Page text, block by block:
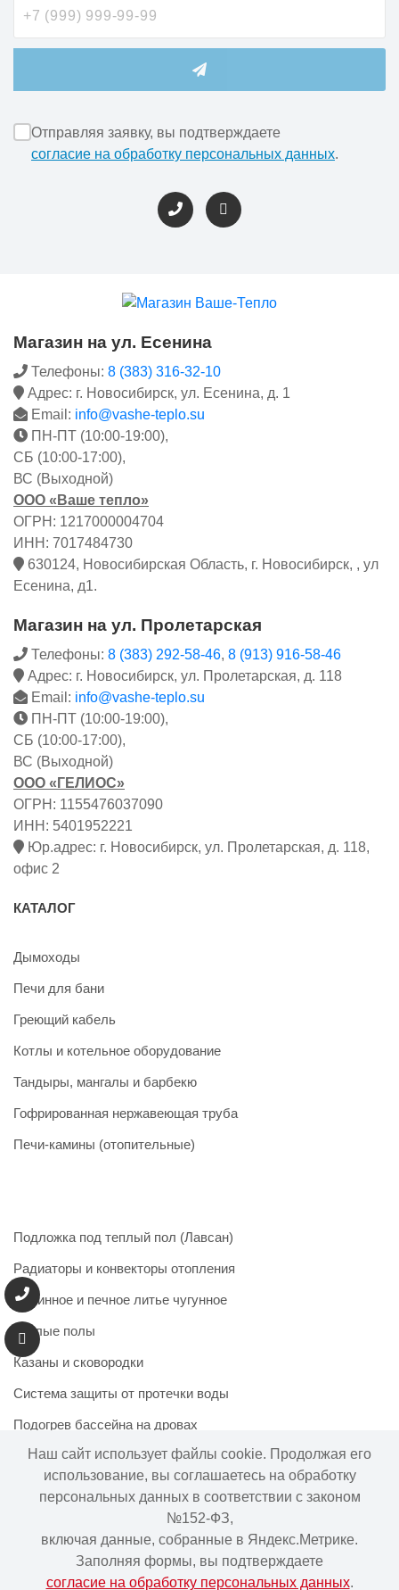
Отправляя заявку, вы подтверждаете
согласие на обработку персональных данных.
Магазин на ул. Есенина
Телефоны: 8 (383) 316-32-10
Адрес: г. Новосибирск, ул. Есенина, д. 1
Email: info@vashe-teplo.su
ПН-ПТ (10:00-19:00),
СБ (10:00-17:00),
ВС (Выходной)
ООО «Ваше тепло»
ОГРН: 1217000004704
ИНН: 7017484730
630124, Новосибирская Область, г. Новосибирск, , ул
Есенина, д1.
Магазин на ул. Пролетарская
Телефоны: 8 (383) 292-58-46, 8 (913) 916-58-46
Адрес: г. Новосибирск, ул. Пролетарская, д. 118
Email: info@vashe-teplo.su
ПН-ПТ (10:00-19:00),
СБ (10:00-17:00),
ВС (Выходной)
ООО «ГЕЛИОС»
ОГРН: 1155476037090
ИНН: 5401952221
Юр.адрес: г. Новосибирск, ул. Пролетарская, д. 118,
офис 2
КАТАЛОГ
Дымоходы
Печи для бани
Греющий кабель
Котлы и котельное оборудование
Тандыры, мангалы и барбекю
Гофрированная нержавеющая труба
Печи-камины (отопительные)
Подложка под теплый пол (Лавсан)
Радиаторы и конвекторы отопления
Каминное и печное литье чугунное
Теплые полы
Казаны и сковородки
Система защиты от протечки воды
Подогрев бассейна на дровах
Информация на сайте не является публичной офертой.
Наличие и цены товара могут меняться, просьба
уточнять у менеджера при подтверждении заказа.
Наш сайт использует файлы cookie. Продолжая его
использование, вы соглашаетесь на обработку
персональных данных в соответствии с законом
№152-ФЗ,
включая данные, собранные в Яндекс.Метрике.
Заполняя формы, вы подтверждаете
согласие на обработку персональных данных.